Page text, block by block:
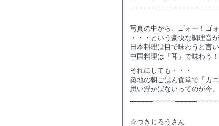
写真の中から、ゴォー！ゴ
・・・という豪快な調理音
日本料理は目で味わうと言
中国料理は「耳」で味わう
それにしても・・・
築地の朝ごはん食堂で「カ
思い浮かばないってのが今
☆つきじろうさん